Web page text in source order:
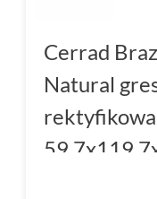
Cerrad
Natural